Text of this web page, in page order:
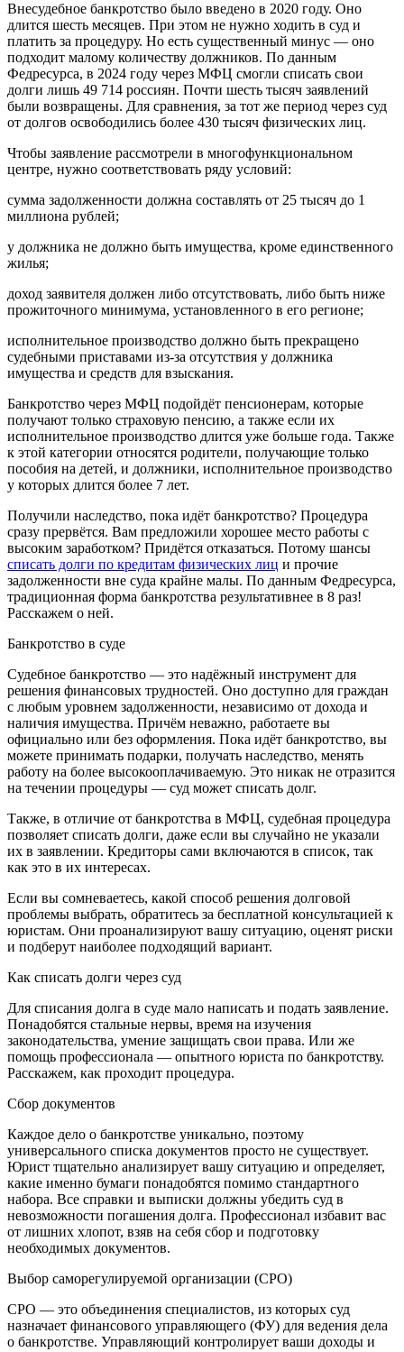
Внесудебное банкротство было введено в 2020 году. Оно
длится шесть месяцев. При этом не нужно ходить в суд и
платить за процедуру. Но есть существенный минус — оно
подходит малому количеству должников. По данным
Федресурса, в 2024 году через МФЦ смогли списать свои
долги лишь 49 714 россиян. Почти шесть тысяч заявлений
были возвращены. Для сравнения, за тот же период через суд
от долгов освободились более 430 тысяч физических лиц.
Чтобы заявление рассмотрели в многофункциональном
центре, нужно соответствовать ряду условий:
сумма задолженности должна составлять от 25 тысяч до 1
миллиона рублей;
у должника не должно быть имущества, кроме единственного
жилья;
доход заявителя должен либо отсутствовать, либо быть ниже
прожиточного минимума, установленного в его регионе;
исполнительное производство должно быть прекращено
судебными приставами из-за отсутствия у должника
имущества и средств для взыскания.
Банкротство через МФЦ подойдёт пенсионерам, которые
получают только страховую пенсию, а также если их
исполнительное производство длится уже больше года. Также
к этой категории относятся родители, получающие только
пособия на детей, и должники, исполнительное производство
у которых длится более 7 лет.
Получили наследство, пока идёт банкротство? Процедура
сразу прервётся. Вам предложили хорошее место работы с
высоким заработком? Придётся отказаться. Потому шансы
списать долги по кредитам физических лиц и прочие
задолженности вне суда крайне малы. По данным Федресурса,
традиционная форма банкротства результативнее в 8 раз!
Расскажем о ней.
Банкротство в суде
Судебное банкротство — это надёжный инструмент для
решения финансовых трудностей. Оно доступно для граждан
с любым уровнем задолженности, независимо от дохода и
наличия имущества. Причём неважно, работаете вы
официально или без оформления. Пока идёт банкротство, вы
можете принимать подарки, получать наследство, менять
работу на более высокооплачиваемую. Это никак не отразится
на течении процедуры — суд может списать долг.
Также, в отличие от банкротства в МФЦ, судебная процедура
позволяет списать долги, даже если вы случайно не указали
их в заявлении. Кредиторы сами включаются в список, так
как это в их интересах.
Если вы сомневаетесь, какой способ решения долговой
проблемы выбрать, обратитесь за бесплатной консультацией к
юристам. Они проанализируют вашу ситуацию, оценят риски
и подберут наиболее подходящий вариант.
Как списать долги через суд
Для списания долга в суде мало написать и подать заявление.
Понадобятся стальные нервы, время на изучения
законодательства, умение защищать свои права. Или же
помощь профессионала — опытного юриста по банкротству.
Расскажем, как проходит процедура.
Сбор документов
Каждое дело о банкротстве уникально, поэтому
универсального списка документов просто не существует.
Юрист тщательно анализирует вашу ситуацию и определяет,
какие именно бумаги понадобятся помимо стандартного
набора. Все справки и выписки должны убедить суд в
невозможности погашения долга. Профессионал избавит вас
от лишних хлопот, взяв на себя сбор и подготовку
необходимых документов.
Выбор саморегулируемой организации (СРО)
СРО — это объединения специалистов, из которых суд
назначает финансового управляющего (ФУ) для ведения дела
о банкротстве. Управляющий контролирует ваши доходы и